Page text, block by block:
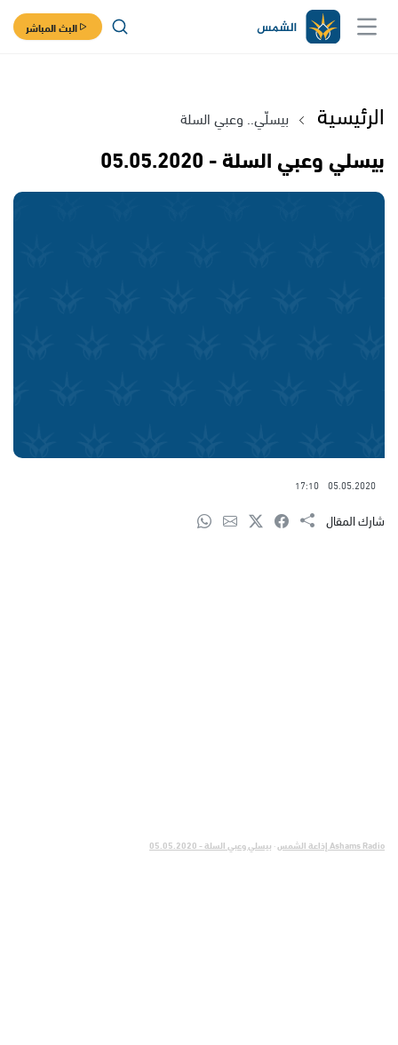
البث المباشر
الرئيسية بيسلّي.. وعبي السلة
بيسلي وعبي السلة - 05.05.2020
05.05.2020
17:10
شارك المقال
Ashams Radio إذاعة الشمس · بيسلي وعبي السلة - 05.05.2020